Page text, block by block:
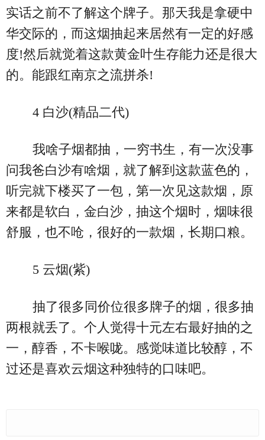
实话之前不了解这个牌子。那天我是拿硬中
华交际的，而这烟抽起来居然有一定的好感
度!然后就觉着这款黄金叶生存能力还是很大
的。能跟红南京之流拼杀!
4 白沙(精品二代)
我啥子烟都抽，一穷书生，有一次没事
问我爸白沙有啥烟，就了解到这款蓝色的，
听完就下楼买了一包，第一次见这款烟，原
来都是软白，金白沙，抽这个烟时，烟味很
舒服，也不呛，很好的一款烟，长期口粮。
5 云烟(紫)
抽了很多同价位很多牌子的烟，很多抽
两根就丢了。个人觉得十元左右最好抽的之
一，醇香，不卡喉咙。感觉味道比较醇，不
过还是喜欢云烟这种独特的口味吧。